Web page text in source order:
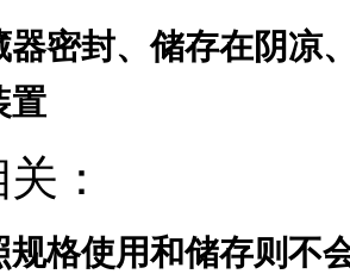
器密封、储存在阴凉
置
：
规格使用和储存则不